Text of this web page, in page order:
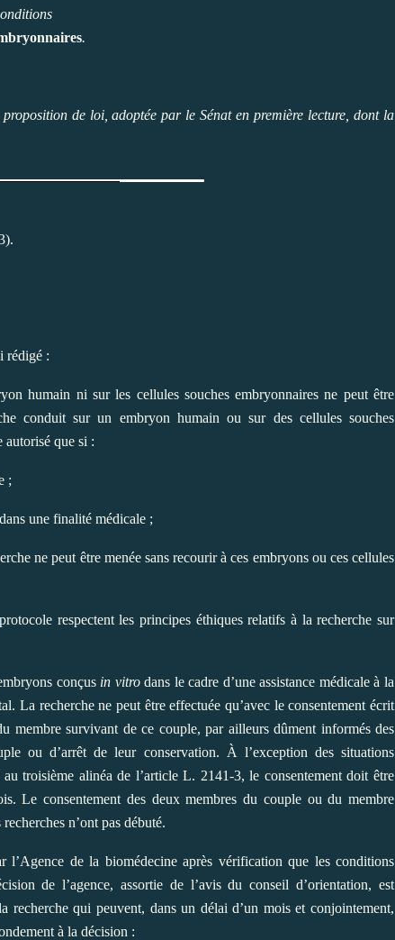
.
de loi, adoptée par le Sénat en première lecture, dont la
rédigé :
humain ni sur les cellules souches embryonnaires ne peut être
conduit sur un embryon humain ou sur des cellules souches
autorisé que si :
;
une finalité médicale ;
ne peut être menée sans recourir à ces embryons ou ces cellules
respectent les principes éthiques relatifs à la recherche sur
conçus in vitrodans le cadre d’une assistance médicale à la
La recherche ne peut être effectuée qu’avec le consentement écrit
membre survivant de ce couple, par ailleurs dûment informés des
ou d’arrêt de leur conservation. À l’exception des situations
troisième alinéa de l’article L. 2141-3, le consentement doit être
Le consentement des deux membres du couple ou du membre
n’ont pas débuté.
de la biomédecine après vérification que les conditions
de l’agence, assortie de l’avis du conseil d’orientation, est
recherche qui peuvent, dans un délai d’un mois et conjointement,
à la décision :